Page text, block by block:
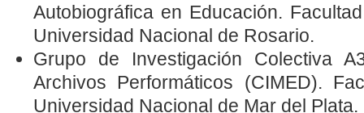
Autobiográfica en Educación.
Universidad Nacional de Rosario.
Grupo de Investigación Colectiva
Archivos Performáticos (CIMED).
Universidad Nacional de Mar del Plata.